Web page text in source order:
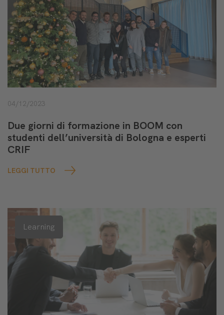
04/12/2023
Due giorni di formazione in BOOM con
studenti dell’università di Bologna e esperti
CRIF
LEGGI TUTTO
Learning